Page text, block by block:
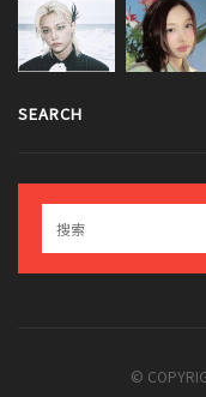
SEARCH
©